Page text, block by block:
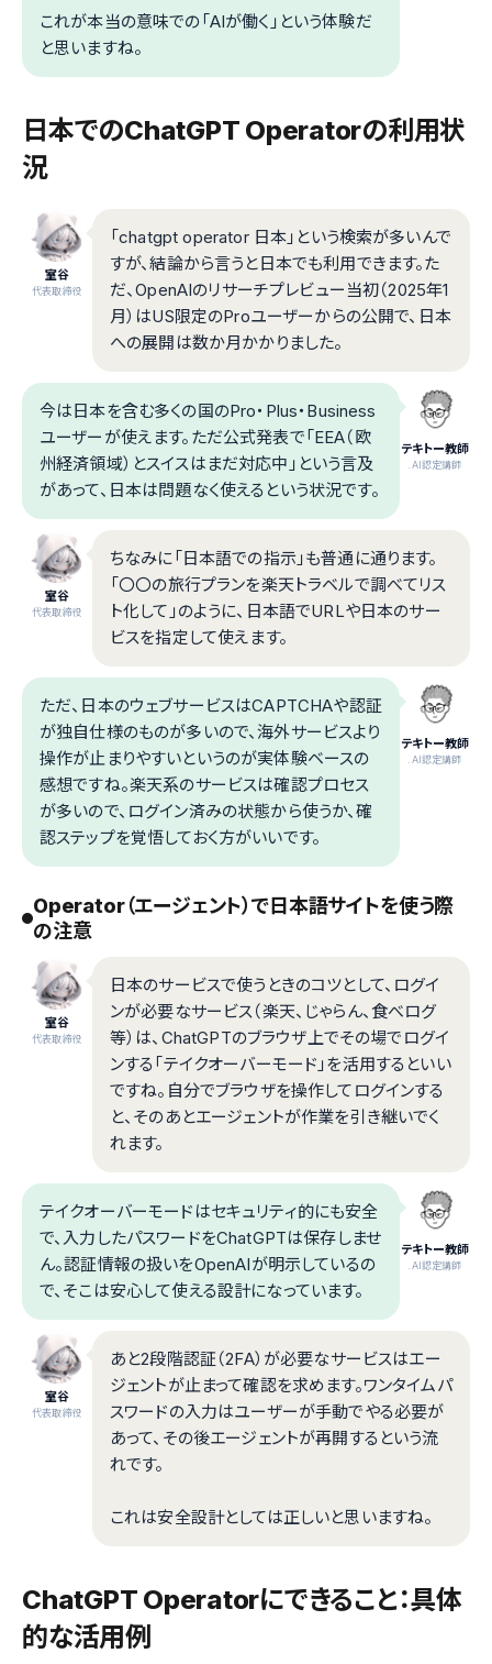
これが本当の意味での「AIが働く」という体験だ
と思いますね。
日本でのChatGPT Operatorの利用状
況
室谷
代表取締役
「chatgpt operator 日本」という検索が多いんで
すが、結論から言うと日本でも利用できます。た
だ、OpenAIのリサーチプレビュー当初（2025年1
月）はUS限定のProユーザーからの公開で、日本
への展開は数か月かかりました。
テキトー教師
.AI認定講師
今は日本を含む多くの国のPro・Plus・Business
ユーザーが使えます。ただ公式発表で「EEA（欧
州経済領域）とスイスはまだ対応中」という言及
があって、日本は問題なく使えるという状況です。
室谷
代表取締役
ちなみに「日本語での指示」も普通に通ります。
「〇〇の旅行プランを楽天トラベルで調べてリス
ト化して」のように、日本語でURLや日本のサー
ビスを指定して使えます。
テキトー教師
.AI認定講師
ただ、日本のウェブサービスはCAPTCHAや認証
が独自仕様のものが多いので、海外サービスより
操作が止まりやすいというのが実体験ベースの
感想ですね。楽天系のサービスは確認プロセス
が多いので、ログイン済みの状態から使うか、確
認ステップを覚悟しておく方がいいです。
Operator（エージェント）で日本語サイトを使う際
の注意
室谷
代表取締役
日本のサービスで使うときのコツとして、ログイ
ンが必要なサービス（楽天、じゃらん、食べログ
等）は、ChatGPTのブラウザ上でその場でログイ
ンする「テイクオーバーモード」を活用するといい
ですね。自分でブラウザを操作してログインする
と、そのあとエージェントが作業を引き継いでく
れます。
テキトー教師
.AI認定講師
テイクオーバーモードはセキュリティ的にも安全
で、入力したパスワードをChatGPTは保存しませ
ん。認証情報の扱いをOpenAIが明示しているの
で、そこは安心して使える設計になっています。
室谷
代表取締役
あと2段階認証（2FA）が必要なサービスはエー
ジェントが止まって確認を求めます。ワンタイムパ
スワードの入力はユーザーが手動でやる必要が
あって、その後エージェントが再開するという流
れです。
これは安全設計としては正しいと思いますね。
ChatGPT Operatorにできること：具体
的な活用例